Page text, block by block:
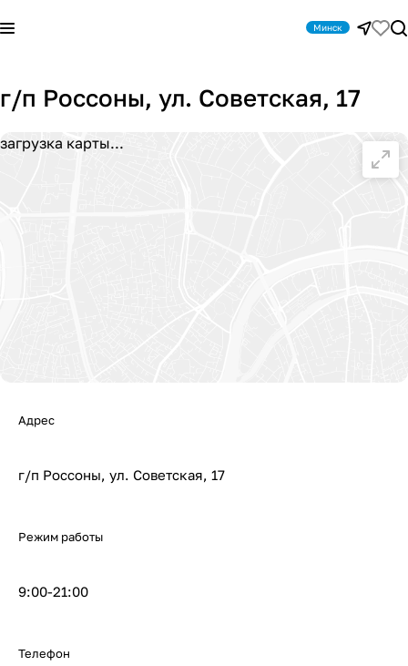
Минск
г/п Россоны, ул. Советская, 17
загрузка карты...
Адрес
г/п Россоны, ул. Советская, 17
Режим работы
9:00-21:00
Телефон